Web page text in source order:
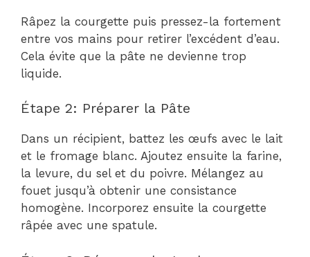
Râpez la courgette puis pressez-la fortement
entre vos mains pour retirer l’excédent d’eau.
Cela évite que la pâte ne devienne trop
liquide.
Étape 2: Préparer la Pâte
Dans un récipient, battez les œufs avec le lait
et le fromage blanc. Ajoutez ensuite la farine,
la levure, du sel et du poivre. Mélangez au
fouet jusqu’à obtenir une consistance
homogène. Incorporez ensuite la courgette
râpée avec une spatule.